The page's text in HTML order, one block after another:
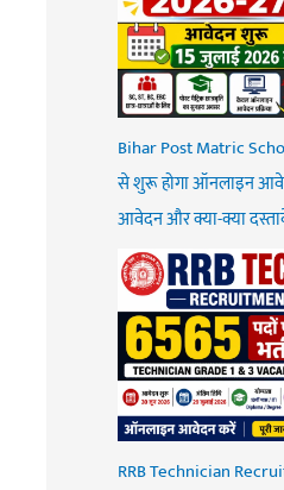
Bihar Post Matric
से शुरू होगा ऑनलाइन
आवेदन और क्या-क्या
RRB Technician